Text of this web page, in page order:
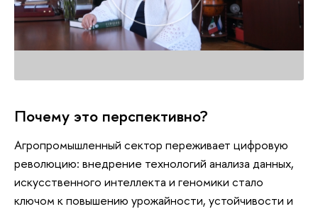
Почему это перспективно?
Агропромышленный сектор переживает цифровую
революцию: внедрение технологий анализа данных,
искусственного интеллекта и геномики стало
ключом к повышению урожайности, устойчивости и